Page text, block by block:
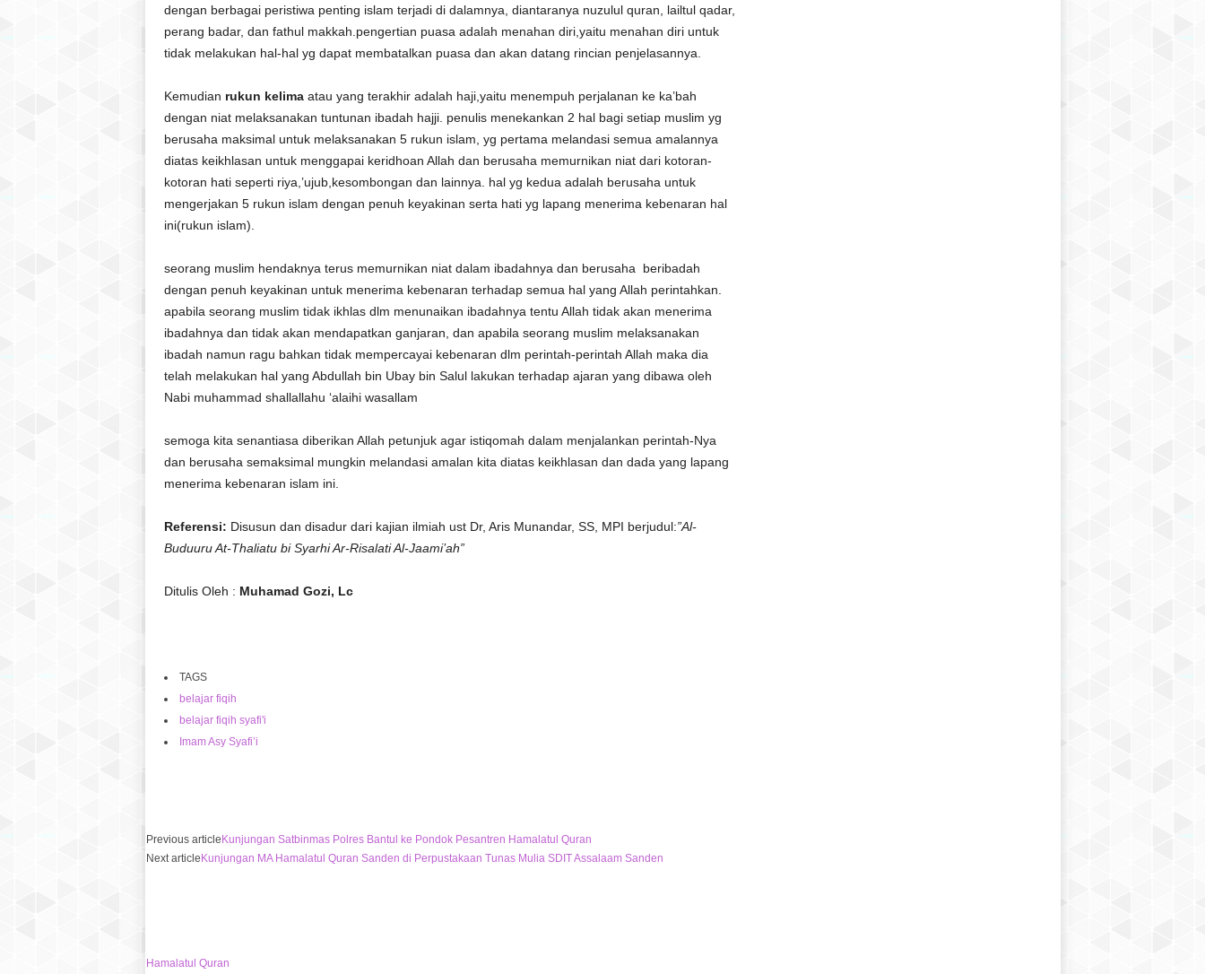
dengan berbagai peristiwa penting islam terjadi di dalamnya, diantaranya nuzulul quran, lailtul qadar,
perang badar, dan fathul makkah.pengertian puasa adalah menahan diri,yaitu menahan diri untuk
tidak melakukan hal-hal yg dapat membatalkan puasa dan akan datang rincian penjelasannya.
Kemudian rukun kelimaatau yang terakhir adalah haji,yaitu menempuh perjalanan ke ka’bah
dengan niat melaksanakan tuntunan ibadah hajji. penulis menekankan 2 hal bagi setiap muslim yg
berusaha maksimal untuk melaksanakan 5 rukun islam, yg pertama melandasi semua amalannya
diatas keikhlasan untuk menggapai keridhoan Allah dan berusaha memurnikan niat dari kotoran-
kotoran hati seperti riya,’ujub,kesombongan dan lainnya. hal yg kedua adalah berusaha untuk
mengerjakan 5 rukun islam dengan penuh keyakinan serta hati yg lapang menerima kebenaran hal
ini(rukun islam).
seorang muslim hendaknya terus memurnikan niat dalam ibadahnya dan berusaha beribadah
dengan penuh keyakinan untuk menerima kebenaran terhadap semua hal yang Allah perintahkan.
apabila seorang muslim tidak ikhlas dlm menunaikan ibadahnya tentu Allah tidak akan menerima
ibadahnya dan tidak akan mendapatkan ganjaran, dan apabila seorang muslim melaksanakan
ibadah namun ragu bahkan tidak mempercayai kebenaran dlm perintah-perintah Allah maka dia
telah melakukan hal yang Abdullah bin Ubay bin Salul lakukan terhadap ajaran yang dibawa oleh
Nabi muhammad shallallahu ‘alaihi wasallam
semoga kita senantiasa diberikan Allah petunjuk agar istiqomah dalam menjalankan perintah-Nya
dan berusaha semaksimal mungkin melandasi amalan kita diatas keikhlasan dan dada yang lapang
menerima kebenaran islam ini.
Referensi: Disusun dan disadur dari kajian ilmiah ust Dr, Aris Munandar, SS, MPI berjudul:”Al-
Buduuru At-Thaliatu bi Syarhi Ar-Risalati Al-Jaami’ah”
Ditulis Oleh : Muhamad Gozi, Lc
TAGS
belajar fiqih
belajar fiqih syafi'i
Imam Asy Syafi’i
Previous article Kunjungan Satbinmas Polres Bantul ke Pondok Pesantren Hamalatul Quran
Next article Kunjungan MA Hamalatul Quran Sanden di Perpustakaan Tunas Mulia SDIT Assalaam Sanden
Hamalatul Quran